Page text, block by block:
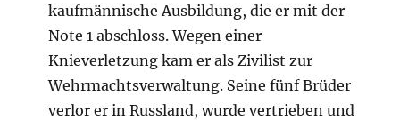
kaufmännische Ausbildung, die er mit der
Note 1 abschloss. Wegen einer
Knieverletzung kam er als Zivilist zur
Wehrmachtsverwaltung. Seine fünf Brüder
verlor er in Russland, wurde vertrieben und